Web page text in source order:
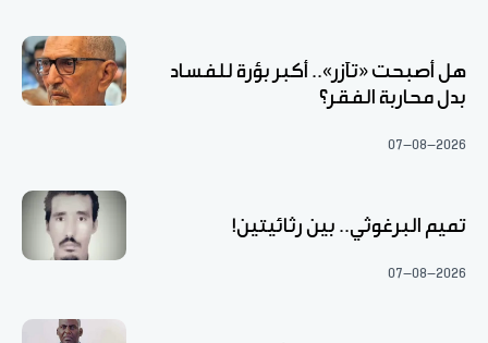
هل أصبحت «تآزر».. أكبر بؤرة للفساد
بدل محاربة الفقر؟
07-08-2026
تميم البرغوثي.. بين رثائيتين!
07-08-2026